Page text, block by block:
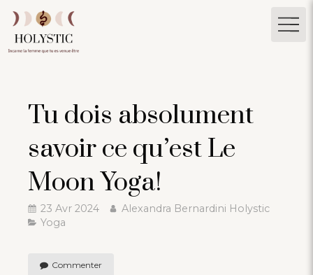
Tu dois absolument
savoir ce qu’est Le
Moon Yoga!
23 Avr 2024
Alexandra Bernardini Holystic
Yoga
Commenter